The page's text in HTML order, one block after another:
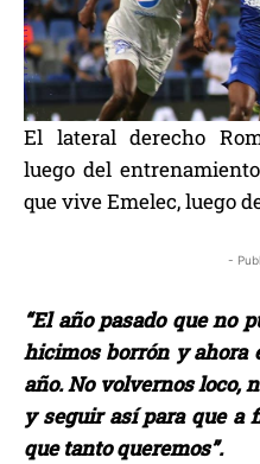
El lateral derecho
luego del
que vive Emelec, luego
-
“El año pasado que no
hicimos borrón y ahora
año. No volvernos loco,
y seguir así para que a
que tanto queremos”.